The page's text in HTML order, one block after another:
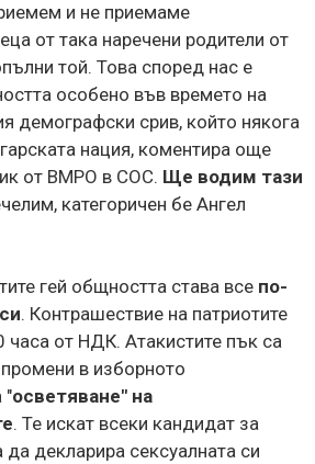
и не приемаме
от така наречени родители от
той. Това според нас е
особено във времето на
демографски срив, който някога
нация, коментира още
от ВМРО в СОС. Ще водим тази
категоричен бе Ангел
гей общността става все по-
. Контрашествие на патриотите
часа от НДК. Атакистите пък са
в изборното
"осветяване" на
. Те искат всеки кандидат за
да декларира сексуалната си